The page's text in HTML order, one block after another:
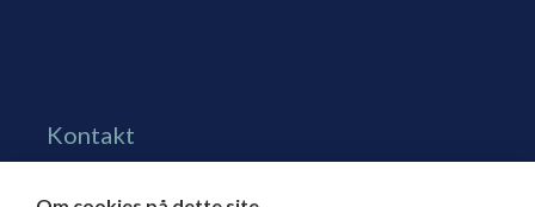
Kontakt